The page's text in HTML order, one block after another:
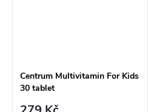
Centrum Multivitamin For Kids
30 tablet